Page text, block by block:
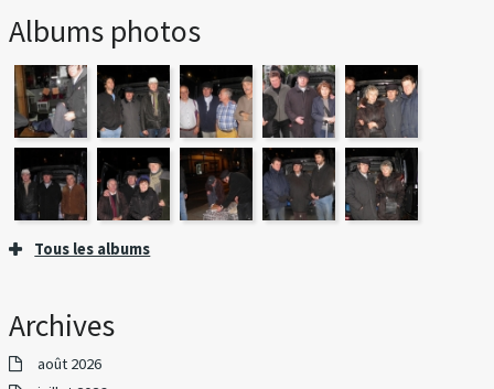
Albums photos
Tous les albums
Archives
août 2026